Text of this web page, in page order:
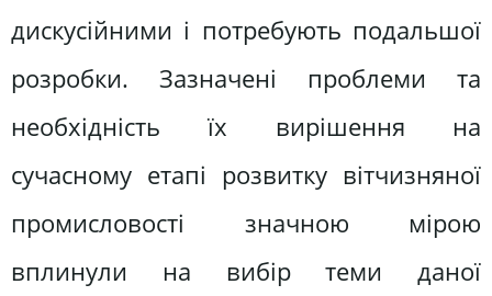
дискусійними і потребують подальшої
розробки. Зазначені проблеми та
необхідність їх вирішення на
сучасному етапі розвитку вітчизняної
промисловості значною мірою
вплинули на вибір теми даної